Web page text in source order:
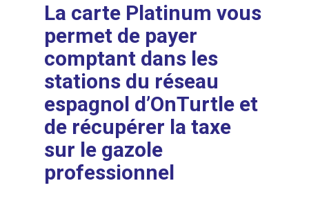
La carte Platinum vous
permet de payer
comptant dans les
stations du réseau
espagnol d’OnTurtle et
de récupérer la taxe
sur le gazole
professionnel